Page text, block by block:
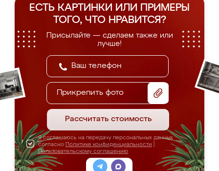
ЕСТЬ КАРТИНКИ ИЛИ ПРИМЕРЫ
ТОГО, ЧТО НРАВИТСЯ?
Присылайте — сделаем также или
лучше!
Прикрепить фото
Рассчитать стоимость
Я соглашаюсь на передачу персональных данных
согласно Политике конфиденциальности
Пользовательскому соглашению